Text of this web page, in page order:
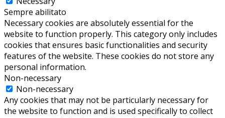
Sempre abilitato
Necessary cookies are absolutely essential for the
website to function properly. This category only includes
cookies that ensures basic functionalities and security
features of the website. These cookies do not store any
personal information.
Non-necessary
Non-necessary
Any cookies that may not be particularly necessary for
the website to function and is used specifically to collect